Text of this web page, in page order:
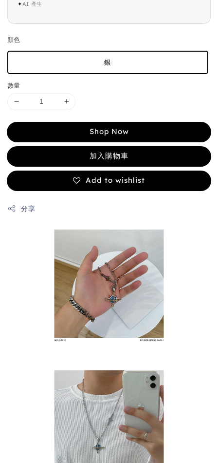
✦AI 產生
顏色
銀
數量
Shop Now
加入購物車
Add to wishlist
分享